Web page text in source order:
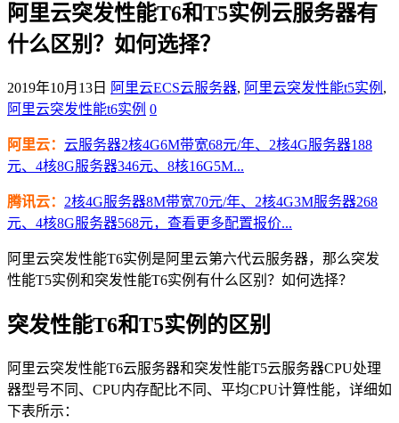
阿里云突发性能T6和T5实例云服务器有
什么区别？如何选择？
2019年10月13日 阿里云ECS云服务器, 阿里云突发性能t5实例 ,
阿里云突发性能t6实例 0
阿里云： 云服务器2核4G6M带宽68元/年、2核4G服务器188
元、4核8G服务器346元、8核16G5M...
腾讯云： 2核4G服务器8M带宽70元/年、2核4G3M服务器268
元、4核8G服务器568元，查看更多配置报价...
阿里云突发性能T6实例是阿里云第六代云服务器，那么突发
性能T5实例和突发性能T6实例有什么区别？如何选择？
突发性能T6和T5实例的区别
阿里云突发性能T6云服务器和突发性能T5云服务器CPU处理
器型号不同、CPU内存配比不同、平均CPU计算性能，详细如
下表所示：